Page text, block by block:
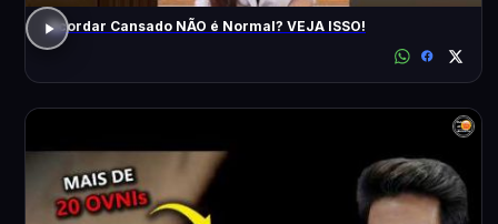
Acordar Cansado NÃO é Normal? VEJA ISSO!